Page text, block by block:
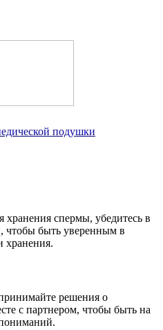
подушки
спермы, убедитесь в
чтобы быть уверенным в
хранения.
решения о
с партнером, чтобы быть на